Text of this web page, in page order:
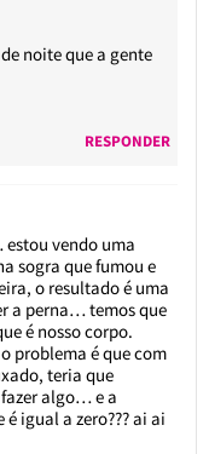
noite que a gente
RESPONDER
vendo uma
sogra que fumou e
o resultado é uma
a perna… temos que
é nosso corpo.
problema é que com
teria que
algo… e a
igual a zero??? ai ai